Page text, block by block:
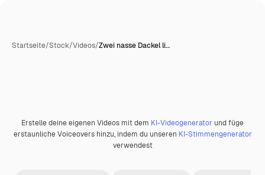
Startseite/Stock/Videos/Zwei nasse Dackel li…
Premium
Erstelle deine eigenen Videos mit dem KI-Videogenerator und füge
erstaunliche Voiceovers hinzu, indem du unseren KI-Stimmengenerator
verwendest